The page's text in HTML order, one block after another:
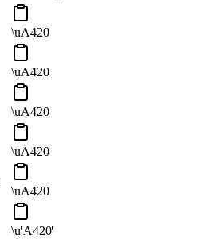
\uA420
\uA420
\uA420
\uA420
\uA420
\u'A420'